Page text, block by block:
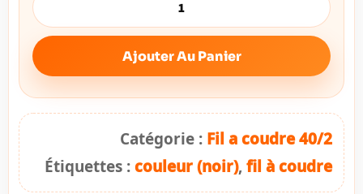
Ajouter Au Panier
Catégorie : Fil a coudre 40/2
Étiquettes :couleur (noir), fil à coudre